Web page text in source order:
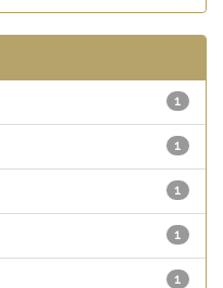
1
1
1
1
1